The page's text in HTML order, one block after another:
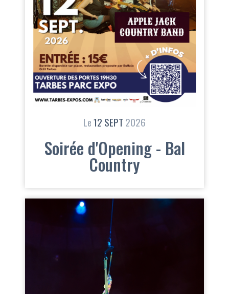
Le12 SEPT 2026
Soirée d'Opening - Bal
Country